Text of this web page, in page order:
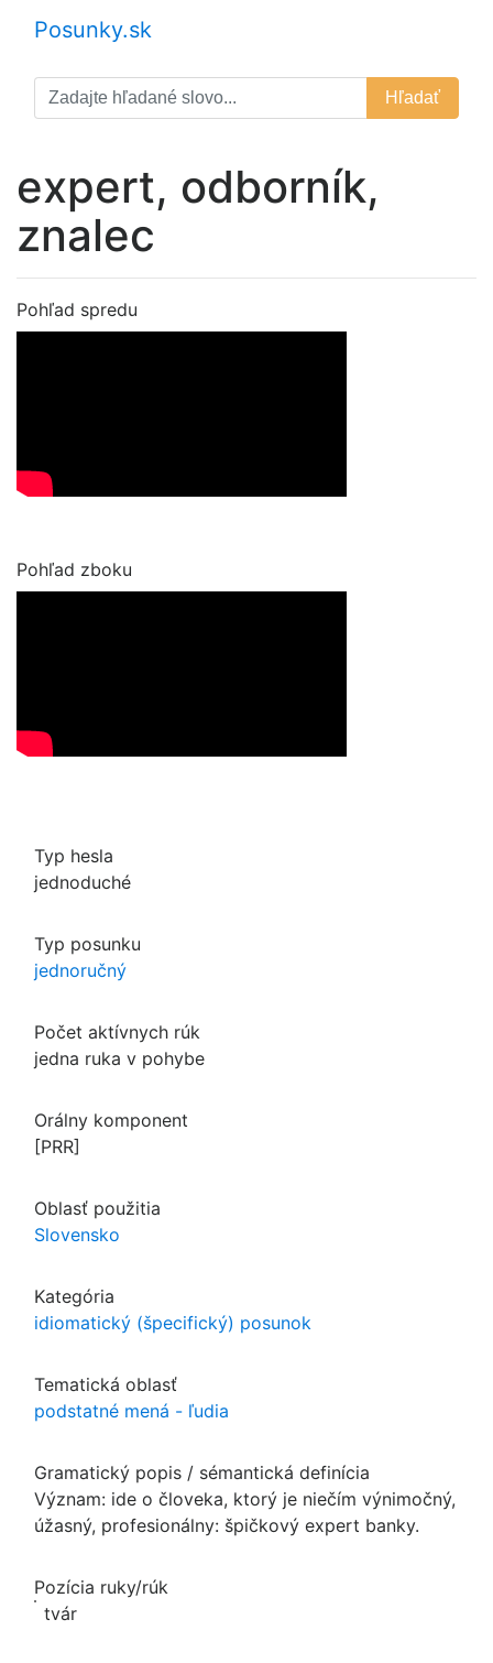
Posunky.sk
Hľadať
expert, odborník,
znalec
Pohľad spredu
Pohľad zboku
Typ hesla
jednoduché
Typ posunku
jednoručný
Počet aktívnych rúk
jedna ruka v pohybe
Orálny komponent
[PRR]
Oblasť použitia
Slovensko
Kategória
idiomatický (špecifický) posunok
Tematická oblasť
podstatné mená - ľudia
Gramatický popis / sémantická definícia
Význam: ide o človeka, ktorý je niečím výnimočný,
úžasný, profesionálny: špičkový expert banky.
Pozícia ruky/rúk
tvár